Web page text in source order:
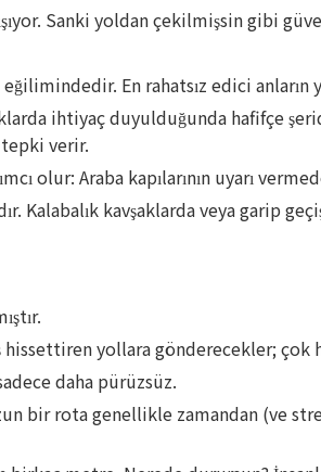
Sanki yoldan çekilmişsin gibi
En rahatsız edici anların
ihtiyaç duyulduğunda hafifçe
verir.
olur: Araba kapılarının uyarı
Kalabalık kavşaklarda veya garip
yollara gönderecekler; çok
daha pürüzsüz.
bir rota genellikle zamandan (ve